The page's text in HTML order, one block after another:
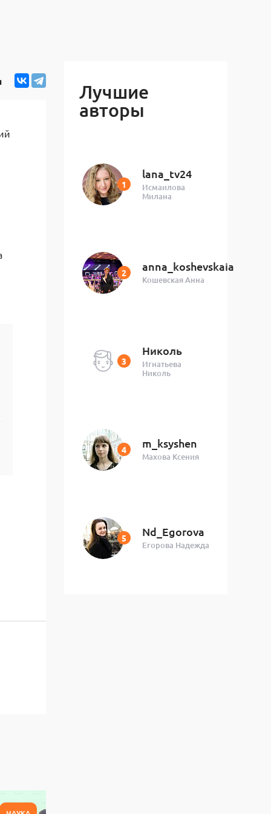
Лучшие
авторы
lana_tv24
Исмаилова
Милана
anna_koshevskaia
Кошевская Анна
Николь
Игнатьева
Николь
m_ksyshen
Махова Ксения
Nd_Egorova
Егорова Надежда